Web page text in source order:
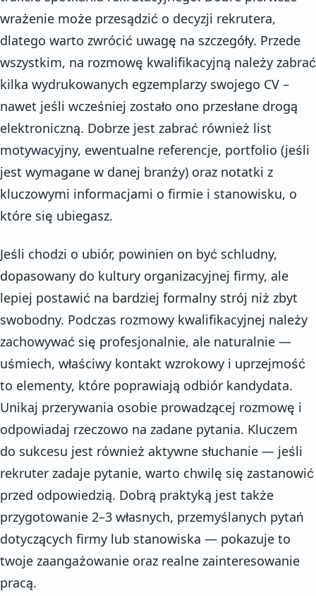
wrażenie może przesądzić o decyzji rekrutera,
dlatego warto zwrócić uwagę na szczegóły. Przede
wszystkim, na rozmowę kwalifikacyjną należy zabrać
kilka wydrukowanych egzemplarzy swojego CV –
nawet jeśli wcześniej zostało ono przesłane drogą
elektroniczną. Dobrze jest zabrać również list
motywacyjny, ewentualne referencje, portfolio (jeśli
jest wymagane w danej branży) oraz notatki z
kluczowymi informacjami o firmie i stanowisku, o
które się ubiegasz.
Jeśli chodzi o ubiór, powinien on być schludny,
dopasowany do kultury organizacyjnej firmy, ale
lepiej postawić na bardziej formalny strój niż zbyt
swobodny. Podczas rozmowy kwalifikacyjnej należy
zachowywać się profesjonalnie, ale naturalnie —
uśmiech, właściwy kontakt wzrokowy i uprzejmość
to elementy, które poprawiają odbiór kandydata.
Unikaj przerywania osobie prowadzącej rozmowę i
odpowiadaj rzeczowo na zadane pytania. Kluczem
do sukcesu jest również aktywne słuchanie — jeśli
rekruter zadaje pytanie, warto chwilę się zastanowić
przed odpowiedzią. Dobrą praktyką jest także
przygotowanie 2–3 własnych, przemyślanych pytań
dotyczących firmy lub stanowiska — pokazuje to
twoje zaangażowanie oraz realne zainteresowanie
pracą.